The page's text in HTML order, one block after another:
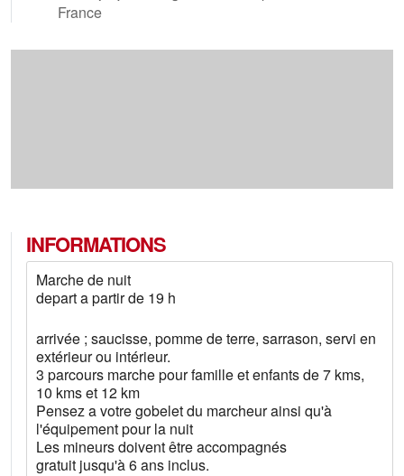
France
INFORMATIONS
Marche de nuit
depart a partir de 19 h
arrivée ; saucisse, pomme de terre, sarrason, servi en
extérieur ou intérieur.
3 parcours marche pour famille et enfants de 7 kms,
10 kms et 12 km
Pensez a votre gobelet du marcheur ainsi qu'à
l'équipement pour la nuit
Les mineurs doivent être accompagnés
gratuit jusqu'à 6 ans inclus.